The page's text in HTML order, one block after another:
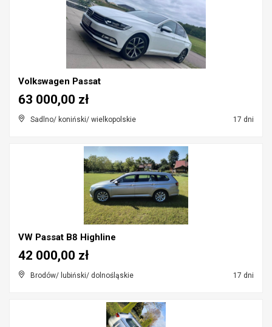
Volkswagen Passat
Sadlno/ koniński/ wielkopolskie 17 dni
63 000,00 zł
VW Passat B8 Highline
Brodów/ lubiński/ dolnośląskie 17 dni
42 000,00 zł